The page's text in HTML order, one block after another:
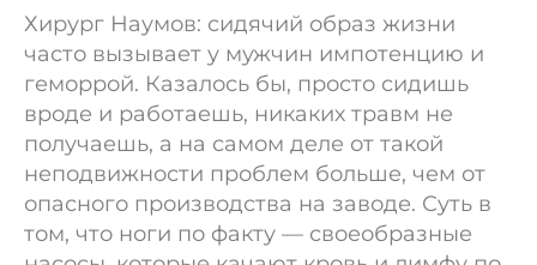
Хирург Наумов: сидячий образ жизни
часто вызывает у мужчин импотенцию и
геморрой. Казалось бы, просто сидишь
вроде и работаешь, никаких травм не
получаешь, а на самом деле от такой
неподвижности проблем больше, чем от
опасного производства на заводе. Суть в
том, что ноги по факту — своеобразные